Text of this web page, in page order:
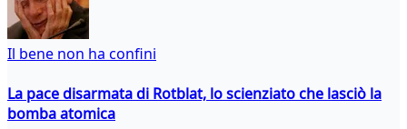
Il bene non ha confini
La pace disarmata di Rotblat, lo scienziato che lasciò la
bomba atomica